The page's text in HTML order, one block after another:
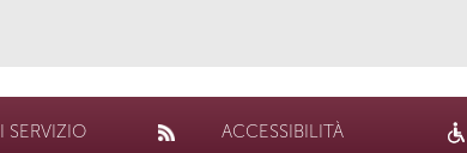
SERVIZIO ACCESSIBILITÀ